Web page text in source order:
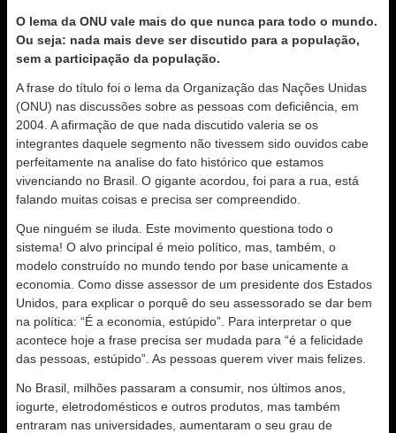
O lema da ONU vale mais do que nunca para todo o mundo.
Ou seja: nada mais deve ser discutido para a população,
sem a participação da população.
A frase do título foi o lema da Organização das Nações Unidas
(ONU) nas discussões sobre as pessoas com deficiência, em
2004. A afirmação de que nada discutido valeria se os
integrantes daquele segmento não tivessem sido ouvidos cabe
perfeitamente na analise do fato histórico que estamos
vivenciando no Brasil. O gigante acordou, foi para a rua, está
falando muitas coisas e precisa ser compreendido.
Que ninguém se iluda. Este movimento questiona todo o
sistema! O alvo principal é meio político, mas, também, o
modelo construído no mundo tendo por base unicamente a
economia. Como disse assessor de um presidente dos Estados
Unidos, para explicar o porquê do seu assessorado se dar bem
na política: “É a economia, estúpido”. Para interpretar o que
acontece hoje a frase precisa ser mudada para “é a felicidade
das pessoas, estúpido”. As pessoas querem viver mais felizes.
No Brasil, milhões passaram a consumir, nos últimos anos,
iogurte, eletrodomésticos e outros produtos, mas também
entraram nas universidades, aumentaram o seu grau de